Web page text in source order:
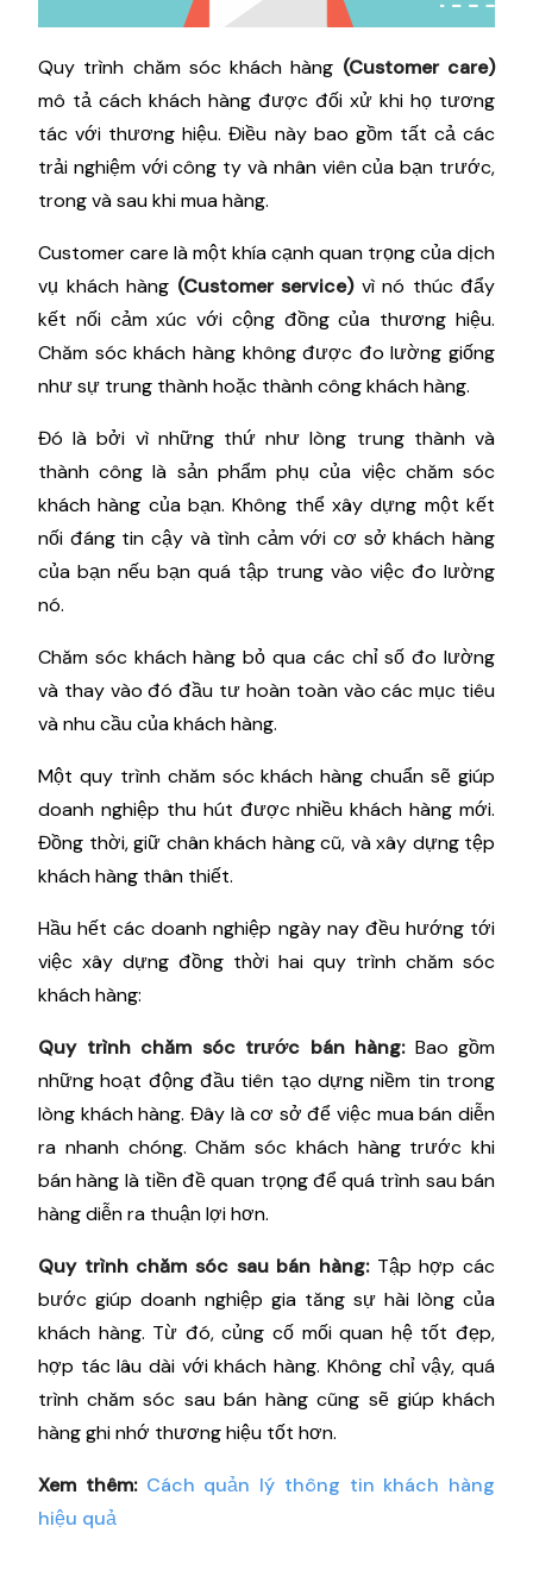
Quy trình chăm sóc khách hàng (Customer care)
mô tả cách khách hàng được đối xử khi họ tương
tác với thương hiệu. Điều này bao gồm tất cả các
trải nghiệm với công ty và nhân viên của bạn trước,
trong và sau khi mua hàng.
Customer care là một khía cạnh quan trọng của dịch
vụ khách hàng (Customer service)vì nó thúc đẩy
kết nối cảm xúc với cộng đồng của thương hiệu.
Chăm sóc khách hàng không được đo lường giống
như sự trung thành hoặc thành công khách hàng.
Đó là bởi vì những thứ như lòng trung thành và
thành công là sản phẩm phụ của việc chăm sóc
khách hàng của bạn. Không thể xây dựng một kết
nối đáng tin cậy và tình cảm với cơ sở khách hàng
của bạn nếu bạn quá tập trung vào việc đo lường
nó.
Chăm sóc khách hàng bỏ qua các chỉ số đo lường
và thay vào đó đầu tư hoàn toàn vào các mục tiêu
và nhu cầu của khách hàng.
Một quy trình chăm sóc khách hàng chuẩn sẽ giúp
doanh nghiệp thu hút được nhiều khách hàng mới.
Đồng thời, giữ chân khách hàng cũ, và xây dựng tệp
khách hàng thân thiết.
Hầu hết các doanh nghiệp ngày nay đều hướng tới
việc xây dựng đồng thời hai quy trình chăm sóc
khách hàng:
Quy trình chăm sóc trước bán hàng:Bao gồm
những hoạt động đầu tiên tạo dựng niềm tin trong
lòng khách hàng. Đây là cơ sở để việc mua bán diễn
ra nhanh chóng. Chăm sóc khách hàng trước khi
bán hàng là tiền đề quan trọng để quá trình sau bán
hàng diễn ra thuận lợi hơn.
Quy trình chăm sóc sau bán hàng:Tập hợp các
bước giúp doanh nghiệp gia tăng sự hài lòng của
khách hàng. Từ đó, củng cố mối quan hệ tốt đẹp,
hợp tác lâu dài với khách hàng. Không chỉ vậy, quá
trình chăm sóc sau bán hàng cũng sẽ giúp khách
hàng ghi nhớ thương hiệu tốt hơn.
Xem thêm: Cách quản lý thông tin khách hàng
hiệu quả